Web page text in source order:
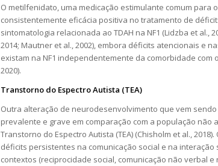
O metilfenidato, uma medicação estimulante comum para
consistentemente eficácia positiva no tratamento de
sintomatologia relacionada ao TDAH na NF1 (Lidzba et al.,
2014; Mautner et al., 2002), embora déficits atencionais e
existam na NF1 independentemente da comorbidade com
2020).
Transtorno do Espectro Autista (TEA)
Outra alteração de neurodesenvolvimento que vem
prevalente e grave em comparação com a população não
Transtorno do Espectro Autista (TEA) (Chisholm et al.,
déficits persistentes na comunicação social e na interação
contextos (reciprocidade social, comunicação não verbal